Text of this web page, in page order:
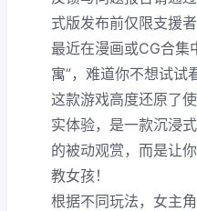
式版发布前仅限支援
最近在漫画或CG合集
寓”，难道你不想试试
这款游戏高度还原了
实体验，是一款沉浸
的被动观赏，而是让
教女孩！
根据不同玩法，女主